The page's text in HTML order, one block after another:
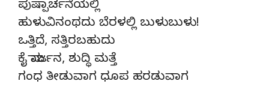
ಪುಷ್ಪಾರ್ಚನೆಯಲ್ಲಿ
ಹುಳುವಿನಂಥದು ಬೆರಳಲ್ಲಿ ಬುಳುಬುಳು!
ಒತ್ತಿದೆ, ಸತ್ತಿರಬಹುದು
ಕೈ ಮಾರ್ಜನ, ಶುದ್ಧಿ ಮತ್ತೆ
ಗಂಧ ತೀಡುವಾಗ ಧೂಪ ಹರಡುವಾಗ